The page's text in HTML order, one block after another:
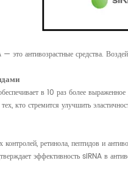
это антивозрастные средства.
в 10 раз более
кто стремится улучшить
контролей, ретинола, пептидов и
эффективность siRNA в